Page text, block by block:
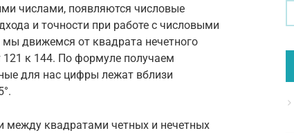
числами, появляются числовые
и точности при работе с числовыми
движемся от квадрата нечетного
121 к 144. По формуле получаем
для нас цифры лежат вблизи
между квадратами четных и нечетных